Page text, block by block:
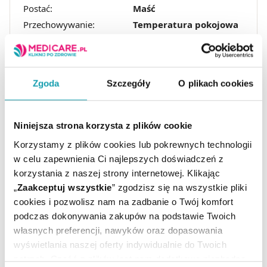
Zgoda Szczegóły O plikach cookies
Niniejsza strona korzysta z plików cookie
Korzystamy z plików cookies lub pokrewnych technologii
w celu zapewnienia Ci najlepszych doświadczeń z
korzystania z naszej strony internetowej. Klikając
„Zaakceptuj wszystkie” zgodzisz się na wszystkie pliki
cookies i pozwolisz nam na zadbanie o Twój komfort
podczas dokonywania zakupów na podstawie Twoich
własnych preferencji, nawyków oraz dopasowania
wyświetlania naszej oferty indywidualnie do Twoich
potrzeb. Część z plików jest nam dodatkowo niezbędna
Postać:
Maść
Przechowywanie:
Temperatura pokojowa
ARTYKUŁY
MOŻE CI SIĘ PRZYDAĆ